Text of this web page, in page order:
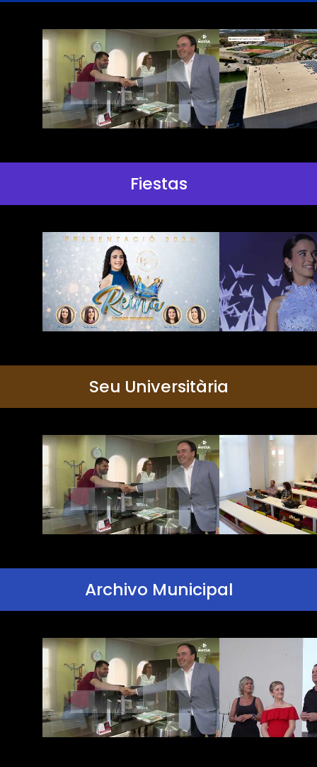
Fiestas
Seu Universitària
Archivo Municipal